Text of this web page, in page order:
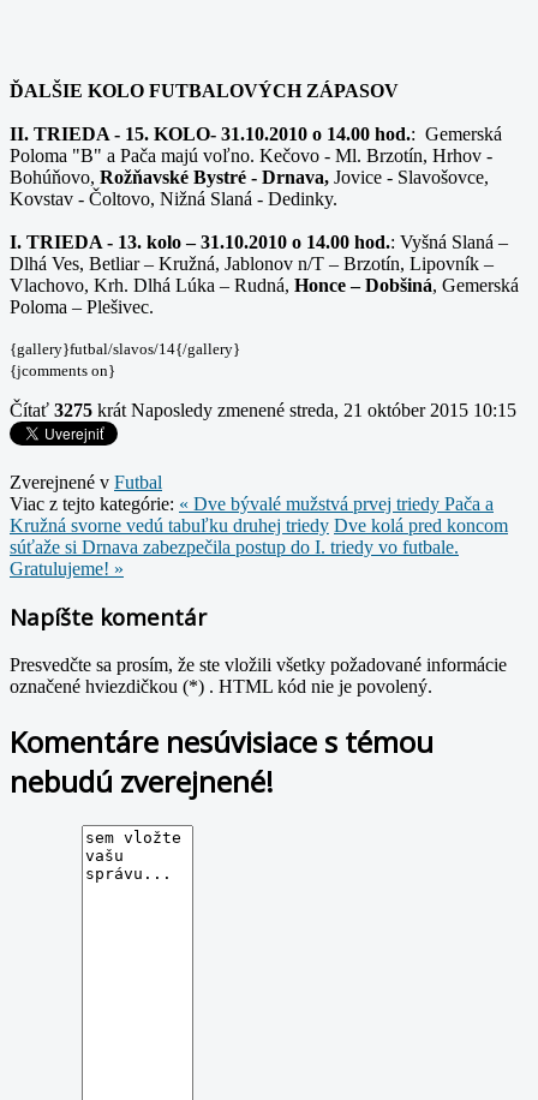
ĎALŠIE KOLO FUTBALOVÝCH ZÁPASOV
II. TRIEDA - 15. KOLO- 31.10.2010 o 14.00 hod.: Gemerská
Poloma "B" a Pača majú voľno. Kečovo - Ml. Brzotín, Hrhov -
Bohúňovo, Rožňavské Bystré - Drnava, Jovice - Slavošovce,
Kovstav - Čoltovo, Nižná Slaná - Dedinky.
I. TRIEDA - 13. kolo – 31.10.2010 o 14.00 hod.: Vyšná Slaná –
Dlhá Ves, Betliar – Kružná, Jablonov n/T – Brzotín, Lipovník –
Vlachovo, Krh. Dlhá Lúka – Rudná, Honce – Dobšiná, Gemerská
Poloma – Plešivec.
{gallery}futbal/slavos/14{/gallery}
{jcomments on}
Čítať 3275 krát Naposledy zmenené streda, 21 október 2015 10:15
Zverejnené v Futbal
Viac z tejto kategórie: « Dve bývalé mužstvá prvej triedy Pača a
Kružná svorne vedú tabuľku druhej triedy Dve kolá pred koncom
súťaže si Drnava zabezpečila postup do I. triedy vo futbale.
Gratulujeme! »
Napíšte komentár
Presvedčte sa prosím, že ste vložili všetky požadované informácie
označené hviezdičkou (*) . HTML kód nie je povolený.
Komentáre nesúvisiace s témou
nebudú zverejnené!